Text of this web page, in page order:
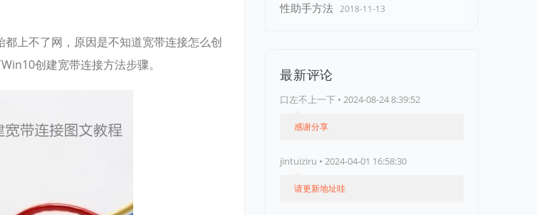
上不了网，原因是不知道宽带连接怎么创
创建宽带连接方法步骤。
性助手方法 2018-11-13
最新评论
口左不上一下 • 2024-08-24 8:39:52
感谢分享
jintuiziru • 2024-04-01 16:58:30
请更新地址哇